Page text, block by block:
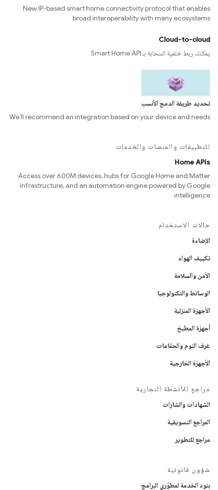
New IP-based smart home connectivity protocol that enables
broad interoperability with many ecosystems
Cloud-to-cloud
يمكنك ربط خلفية السحابة بـ Smart Home API
تحديد طريقة الدمج الأنسب
We’ll recommend an integration based on your device and needs
للتطبيقات والمنصات والخدمات
Home APIs
Access over 600M devices, hubs for Google Home and Matter
infrastructure, and an automation engine powered by Google
intelligence
حالات الاستخدام
الإضاءة
تكييف الهواء
الأمن والسلامة
الوسائط والتكنولوجيا
الأجهزة المنزلية
أجهزة المطبخ
غرف النوم والحمّامات
الأجهزة الخارجية
مراجع للأنشطة التجارية
الشهادات والشارات
المراجع التسويقية
مراجع للتطوير
شؤون قانونية
بنود الخدمة لمطوّري البرامج